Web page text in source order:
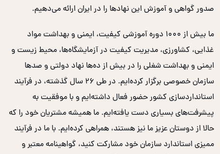
صدور گواهی و آموزش این نهادها را در ایران ارائه می‌دهیم.
ما بیش از ۱۰۰۰ دوره آموزشی کیفیت، ایمنی و بهداشت مواد
غذایی، کشاورزی، مدیریت کیفیت در آزمایشگاه‌ها، محیط زیست و
ایمنی و بهداشت شغلی را در بیش از ده‌ها نهاد دولتی و صدها
سازمان خصوصی برگزار کرده‌ایم. در طی ۲۶ سال گذشته، در فرآیند
استانداردسازی کشور حضور فعال داشته‌ایم و با موفقیت به
پیشرفت‌های بسیاری دست یافته‌ایم. ما همیشه مشتریان خود را که
حالا از دوستان عزیز ما نیز هستند، همراهی کرده‌ایم. با ما در فرآیند
ممیزی استاندارد سازمان خود مشارکت کنید، گواهینامه معتبر و